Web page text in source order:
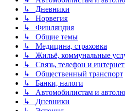
↳ Дневники
↳ Норвегия
↳ Финляндия
↳ Общие темы
↳ Медицина, страховка
↳ Жильё, коммунальные
↳ Связь, телефон и интернет
↳ Общественный транспорт
↳ Банки, налоги
↳ Автомобилистам и
↳ Дневники